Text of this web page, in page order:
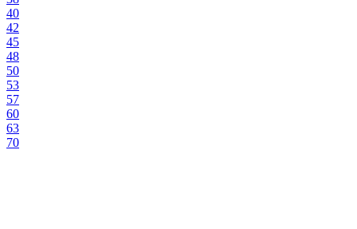
40
42
45
48
50
53
57
60
63
70